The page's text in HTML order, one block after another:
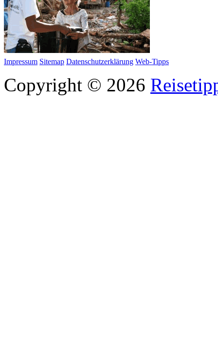
Impressum Sitemap Datenschutzerklärung Web-Tipps
Copyright © 2026